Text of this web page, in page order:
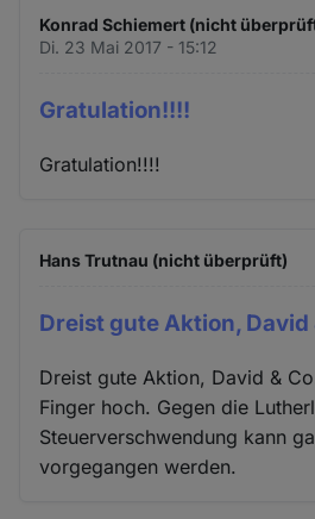
Konrad Schiemert (nicht
Di. 23 Mai 2017 - 15:12
Gratulation!!!!
Gratulation!!!!
Hans Trutnau (nicht überprüft)
Dreist gute Aktion, David
Dreist gute Aktion, David &
Finger hoch. Gegen die
Steuerverschwendung kann
vorgegangen werden.